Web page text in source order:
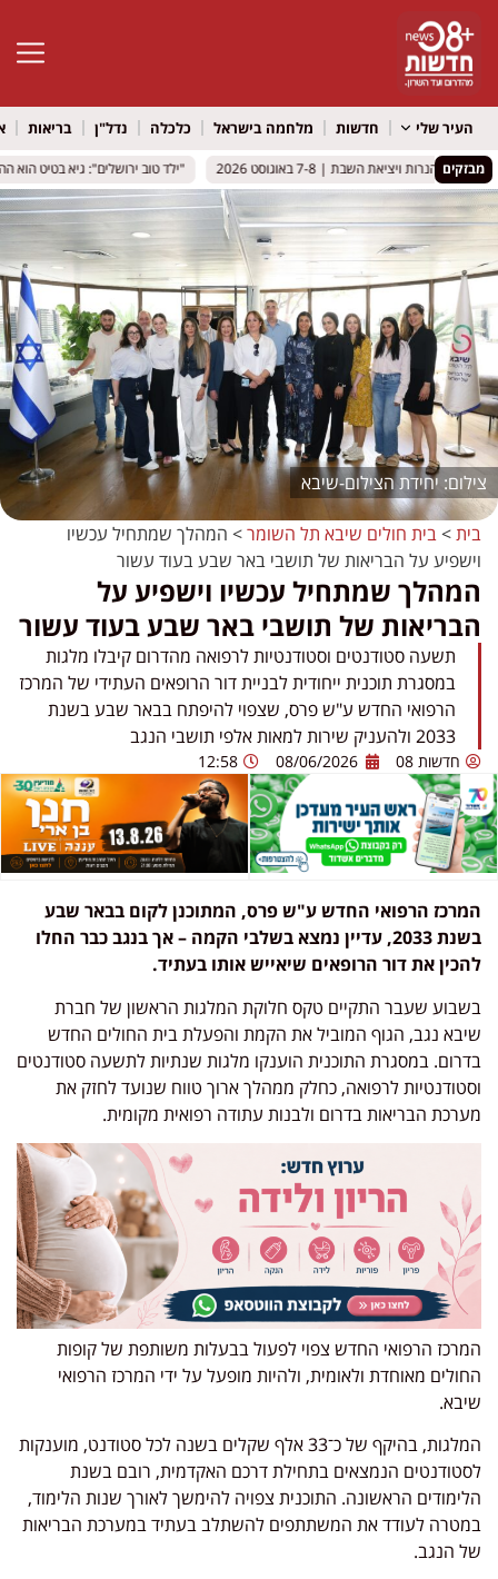
פתח
העיר שלי חדשות מלחמה בישראל כלכלה נדל"ן בריאות
מבזקים
הנרות ויציאת השבת | 7-8 באוגוסט 2026 "ילד טוב ירושלים": גיא בטיט הוא הנרות ויציאת השבת | 7-8 באוגוסט 2026 "ילד טוב ירושלים": גיא בטיט הוא
יחידת הצילום-שיבא
בית>בית חולים שיבא תל השומר> המהלך שמתחיל עכשיו
וישפיע על הבריאות של תושבי באר שבע בעוד עשור
המהלך שמתחיל עכשיו וישפיע על
הבריאות של תושבי באר שבע בעוד עשור
תשעה סטודנטים וסטודנטיות לרפואה מהדרום קיבלו מלגות
במסגרת תוכנית ייחודית לבניית דור הרופאים העתידי של המרכז
הרפואי החדש ע"ש פרס, שצפוי להיפתח בבאר שבע בשנת
2033 ולהעניק שירות למאות אלפי תושבי הנגב
חדשות 08 08/06/2026
12:58
המרכז הרפואי החדש ע"ש פרס, המתוכנן לקום בבאר שבע
בשנת 2033, עדיין נמצא בשלבי הקמה – אך בנגב כבר החלו
להכין את דור הרופאים שיאייש אותו בעתיד.
בשבוע שעבר התקיים טקס חלוקת המלגות הראשון של חברת
שיבא נגב, הגוף המוביל את הקמת והפעלת בית החולים החדש
בדרום. במסגרת התוכנית הוענקו מלגות שנתיות לתשעה סטודנטים
וסטודנטיות לרפואה, כחלק ממהלך ארוך טווח שנועד לחזק את
מערכת הבריאות בדרום ולבנות עתודה רפואית מקומית.
המרכז הרפואי החדש צפוי לפעול בבעלות משותפת של קופות
החולים מאוחדת ולאומית, ולהיות מופעל על ידי המרכז הרפואי
שיבא.
המלגות, בהיקף של כ־33 אלף שקלים בשנה לכל סטודנט, מוענקות
לסטודנטים הנמצאים בתחילת דרכם האקדמית, רובם בשנת
הלימודים הראשונה. התוכנית צפויה להימשך לאורך שנות הלימוד,
במטרה לעודד את המשתתפים להשתלב בעתיד במערכת הבריאות
של הנגב.